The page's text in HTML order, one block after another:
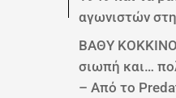
αγωνιστών
ΒΑΘΥ ΚΟΚΚΙΝΟ
σιωπή και…
– Από το